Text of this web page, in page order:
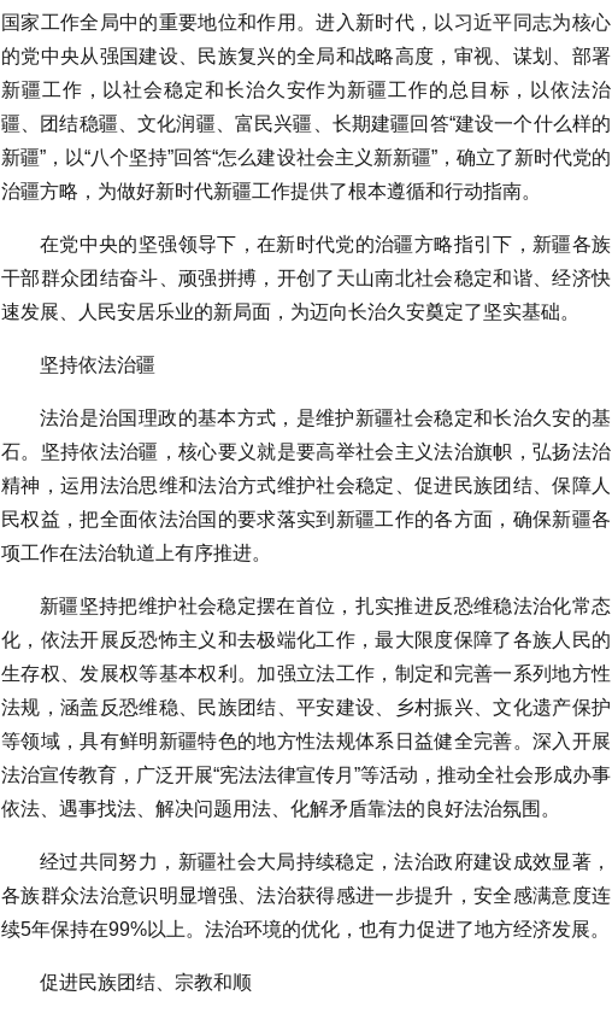
国家工作全局中的重要地位和作用。进入新时代，以习近平同志为核心
的党中央从强国建设、民族复兴的全局和战略高度，审视、谋划、部署
新疆工作，以社会稳定和长治久安作为新疆工作的总目标，以依法治
疆、团结稳疆、文化润疆、富民兴疆、长期建疆回答“建设一个什么样的
新疆”，以“八个坚持”回答“怎么建设社会主义新新疆”，确立了新时代党的
治疆方略，为做好新时代新疆工作提供了根本遵循和行动指南。
在党中央的坚强领导下，在新时代党的治疆方略指引下，新疆各族
干部群众团结奋斗、顽强拼搏，开创了天山南北社会稳定和谐、经济快
速发展、人民安居乐业的新局面，为迈向长治久安奠定了坚实基础。
坚持依法治疆
法治是治国理政的基本方式，是维护新疆社会稳定和长治久安的基
石。坚持依法治疆，核心要义就是要高举社会主义法治旗帜，弘扬法治
精神，运用法治思维和法治方式维护社会稳定、促进民族团结、保障人
民权益，把全面依法治国的要求落实到新疆工作的各方面，确保新疆各
项工作在法治轨道上有序推进。
新疆坚持把维护社会稳定摆在首位，扎实推进反恐维稳法治化常态
化，依法开展反恐怖主义和去极端化工作，最大限度保障了各族人民的
生存权、发展权等基本权利。加强立法工作，制定和完善一系列地方性
法规，涵盖反恐维稳、民族团结、平安建设、乡村振兴、文化遗产保护
等领域，具有鲜明新疆特色的地方性法规体系日益健全完善。深入开展
法治宣传教育，广泛开展“宪法法律宣传月”等活动，推动全社会形成办事
依法、遇事找法、解决问题用法、化解矛盾靠法的良好法治氛围。
经过共同努力，新疆社会大局持续稳定，法治政府建设成效显著，
各族群众法治意识明显增强、法治获得感进一步提升，安全感满意度连
续5年保持在99%以上。法治环境的优化，也有力促进了地方经济发展。
促进民族团结、宗教和顺